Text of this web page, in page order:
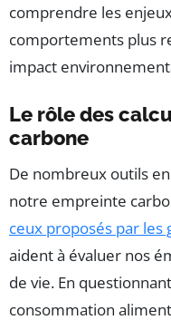
comprendre les
comportements plus
impact
Le rôle des
carbone
De nombreux outils
notre empreinte
ceux proposés par
aident à évaluer nos
de vie. En
consommation